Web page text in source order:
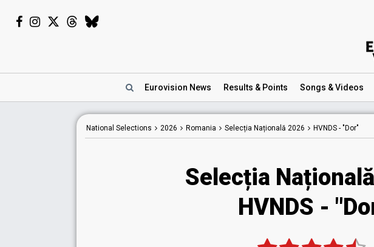
Eurovision News Results & Points Songs & Videos
National Selections 2026 Romania Selecția Națională 2026 HVNDS - "Dor"
Selecția
HVNDS -